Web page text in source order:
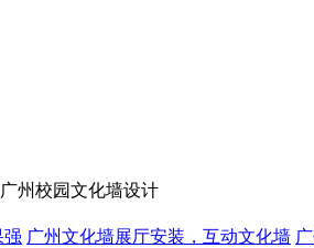
州校园文化墙设计
强 广州文化墙展厅安装，互动文化墙